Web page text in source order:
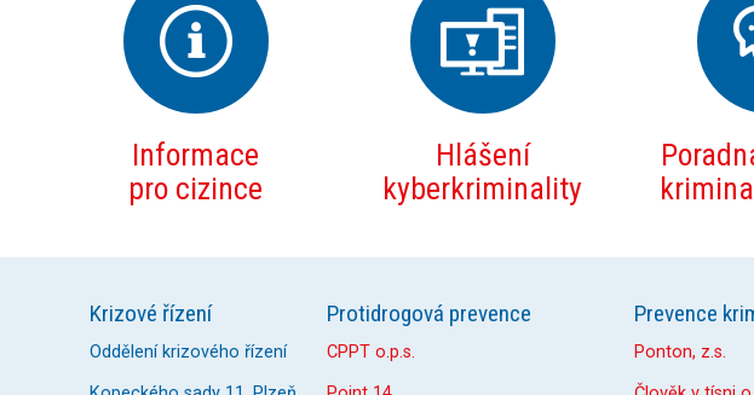
Informace
pro cizince
Hlášení
kyberkriminality
Krizové řízení
Oddělení krizového řízení
Protidrogová prevence
CPPT o.p.s.
Prevence
Ponton, z.s.